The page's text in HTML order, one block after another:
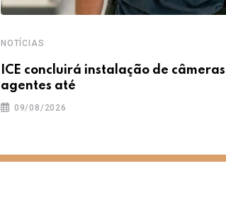
NOTÍCIAS
ICE concluirá instalação de
agentes até
09/08/2026